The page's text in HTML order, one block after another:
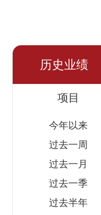
历史业绩
项目
今年以来
过去一周
过去一月
过去一季
过去半年
净值
2026-
1.5112
08-06
2026-
1.5090